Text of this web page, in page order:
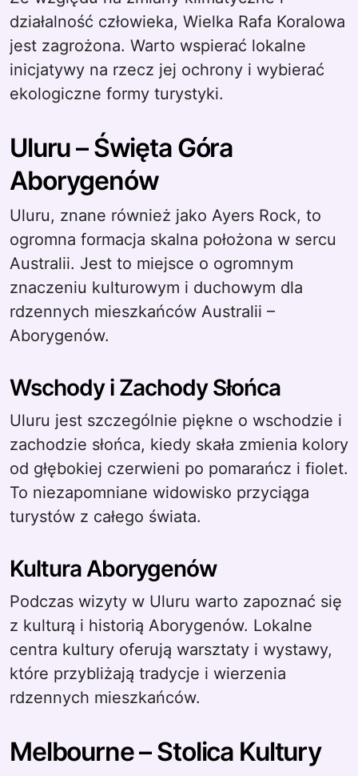
działalność człowieka, Wielka Rafa Koralowa
jest zagrożona. Warto wspierać lokalne
inicjatywy na rzecz jej ochrony i wybierać
ekologiczne formy turystyki.
Uluru – Święta Góra
Aborygenów
Uluru, znane również jako Ayers Rock, to
ogromna formacja skalna położona w sercu
Australii. Jest to miejsce o ogromnym
znaczeniu kulturowym i duchowym dla
rdzennych mieszkańców Australii –
Aborygenów.
Wschody i Zachody Słońca
Uluru jest szczególnie piękne o wschodzie i
zachodzie słońca, kiedy skała zmienia kolory
od głębokiej czerwieni po pomarańcz i fiolet.
To niezapomniane widowisko przyciąga
turystów z całego świata.
Kultura Aborygenów
Podczas wizyty w Uluru warto zapoznać się
z kulturą i historią Aborygenów. Lokalne
centra kultury oferują warsztaty i wystawy,
które przybliżają tradycje i wierzenia
rdzennych mieszkańców.
Melbourne – Stolica Kultury